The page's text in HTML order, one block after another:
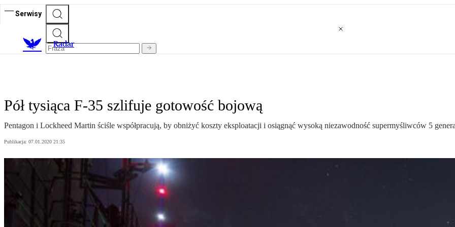
Serwisy
Radar
Pół tysiąca F-35 szlifuje gotowość bojową
Pentagon i Lockheed Martin ściśle współpracują, by obniżyć koszty eksploatacji i osiągnąć wysoką niezawodność supermyśliwców 5
Publikacja: 07.01.2020 21:35